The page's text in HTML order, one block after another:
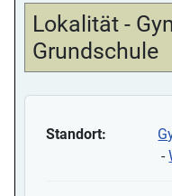
Lokalität -
Grundschule
Standort:
-